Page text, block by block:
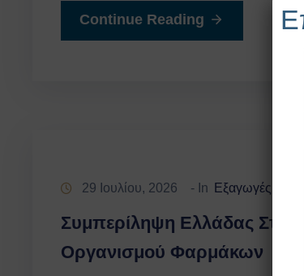
Continue Reading
29 Ιουλίου, 2026 - In Εξαγωγές
Συμπερίληψη Ελλάδας
Οργανισμού Φαρμάκων